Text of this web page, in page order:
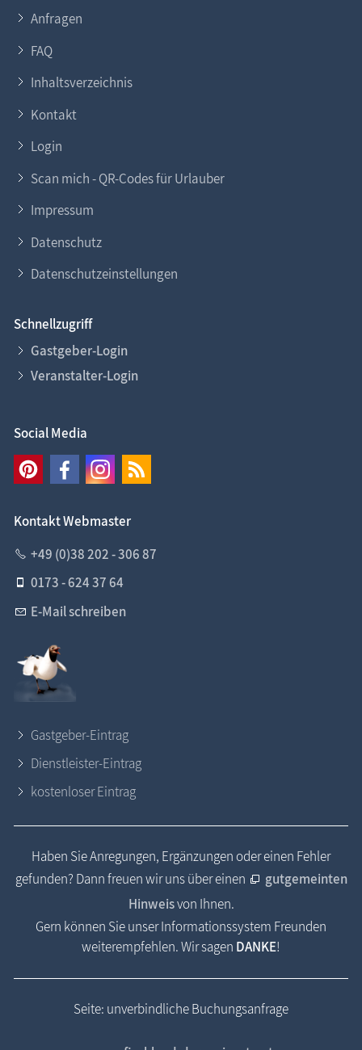
Anfragen
FAQ
Inhaltsverzeichnis
Kontakt
Login
Scan mich - QR-Codes für Urlauber
Impressum
Datenschutz
Datenschutzeinstellungen
Schnellzugriff
Gastgeber-Login
Veranstalter-Login
Social Media
Kontakt Webmaster
+49 (0)38 202 - 306 87
0173 - 624 37 64
E-Mail schreiben
Gastgeber-Eintrag
Dienstleister-Eintrag
kostenloser Eintrag
Haben Sie Anregungen, Ergänzungen oder einen Fehler
gefunden? Dann freuen wir uns über einen
gutgemeinten
Hinweisvon Ihnen.
Gern können Sie unser Informationssystem Freunden
weiterempfehlen. Wir sagen DANKE!
Seite: unverbindliche Buchungsanfrage